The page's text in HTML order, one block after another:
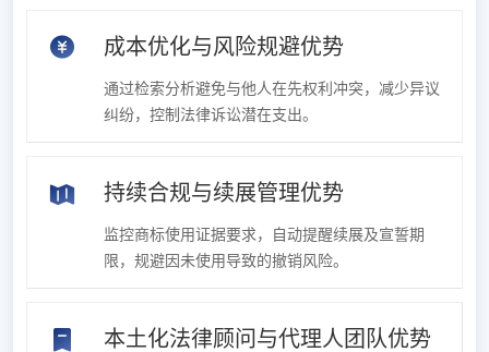
成本优化与风险规避优势
通过检索分析避免与他人在先权利冲突，减少异议
纠纷，控制法律诉讼潜在支出。
持续合规与续展管理优势
监控商标使用证据要求，自动提醒续展及宣誓期
限，规避因未使用导致的撤销风险。
本土化法律顾问与代理人团队优势